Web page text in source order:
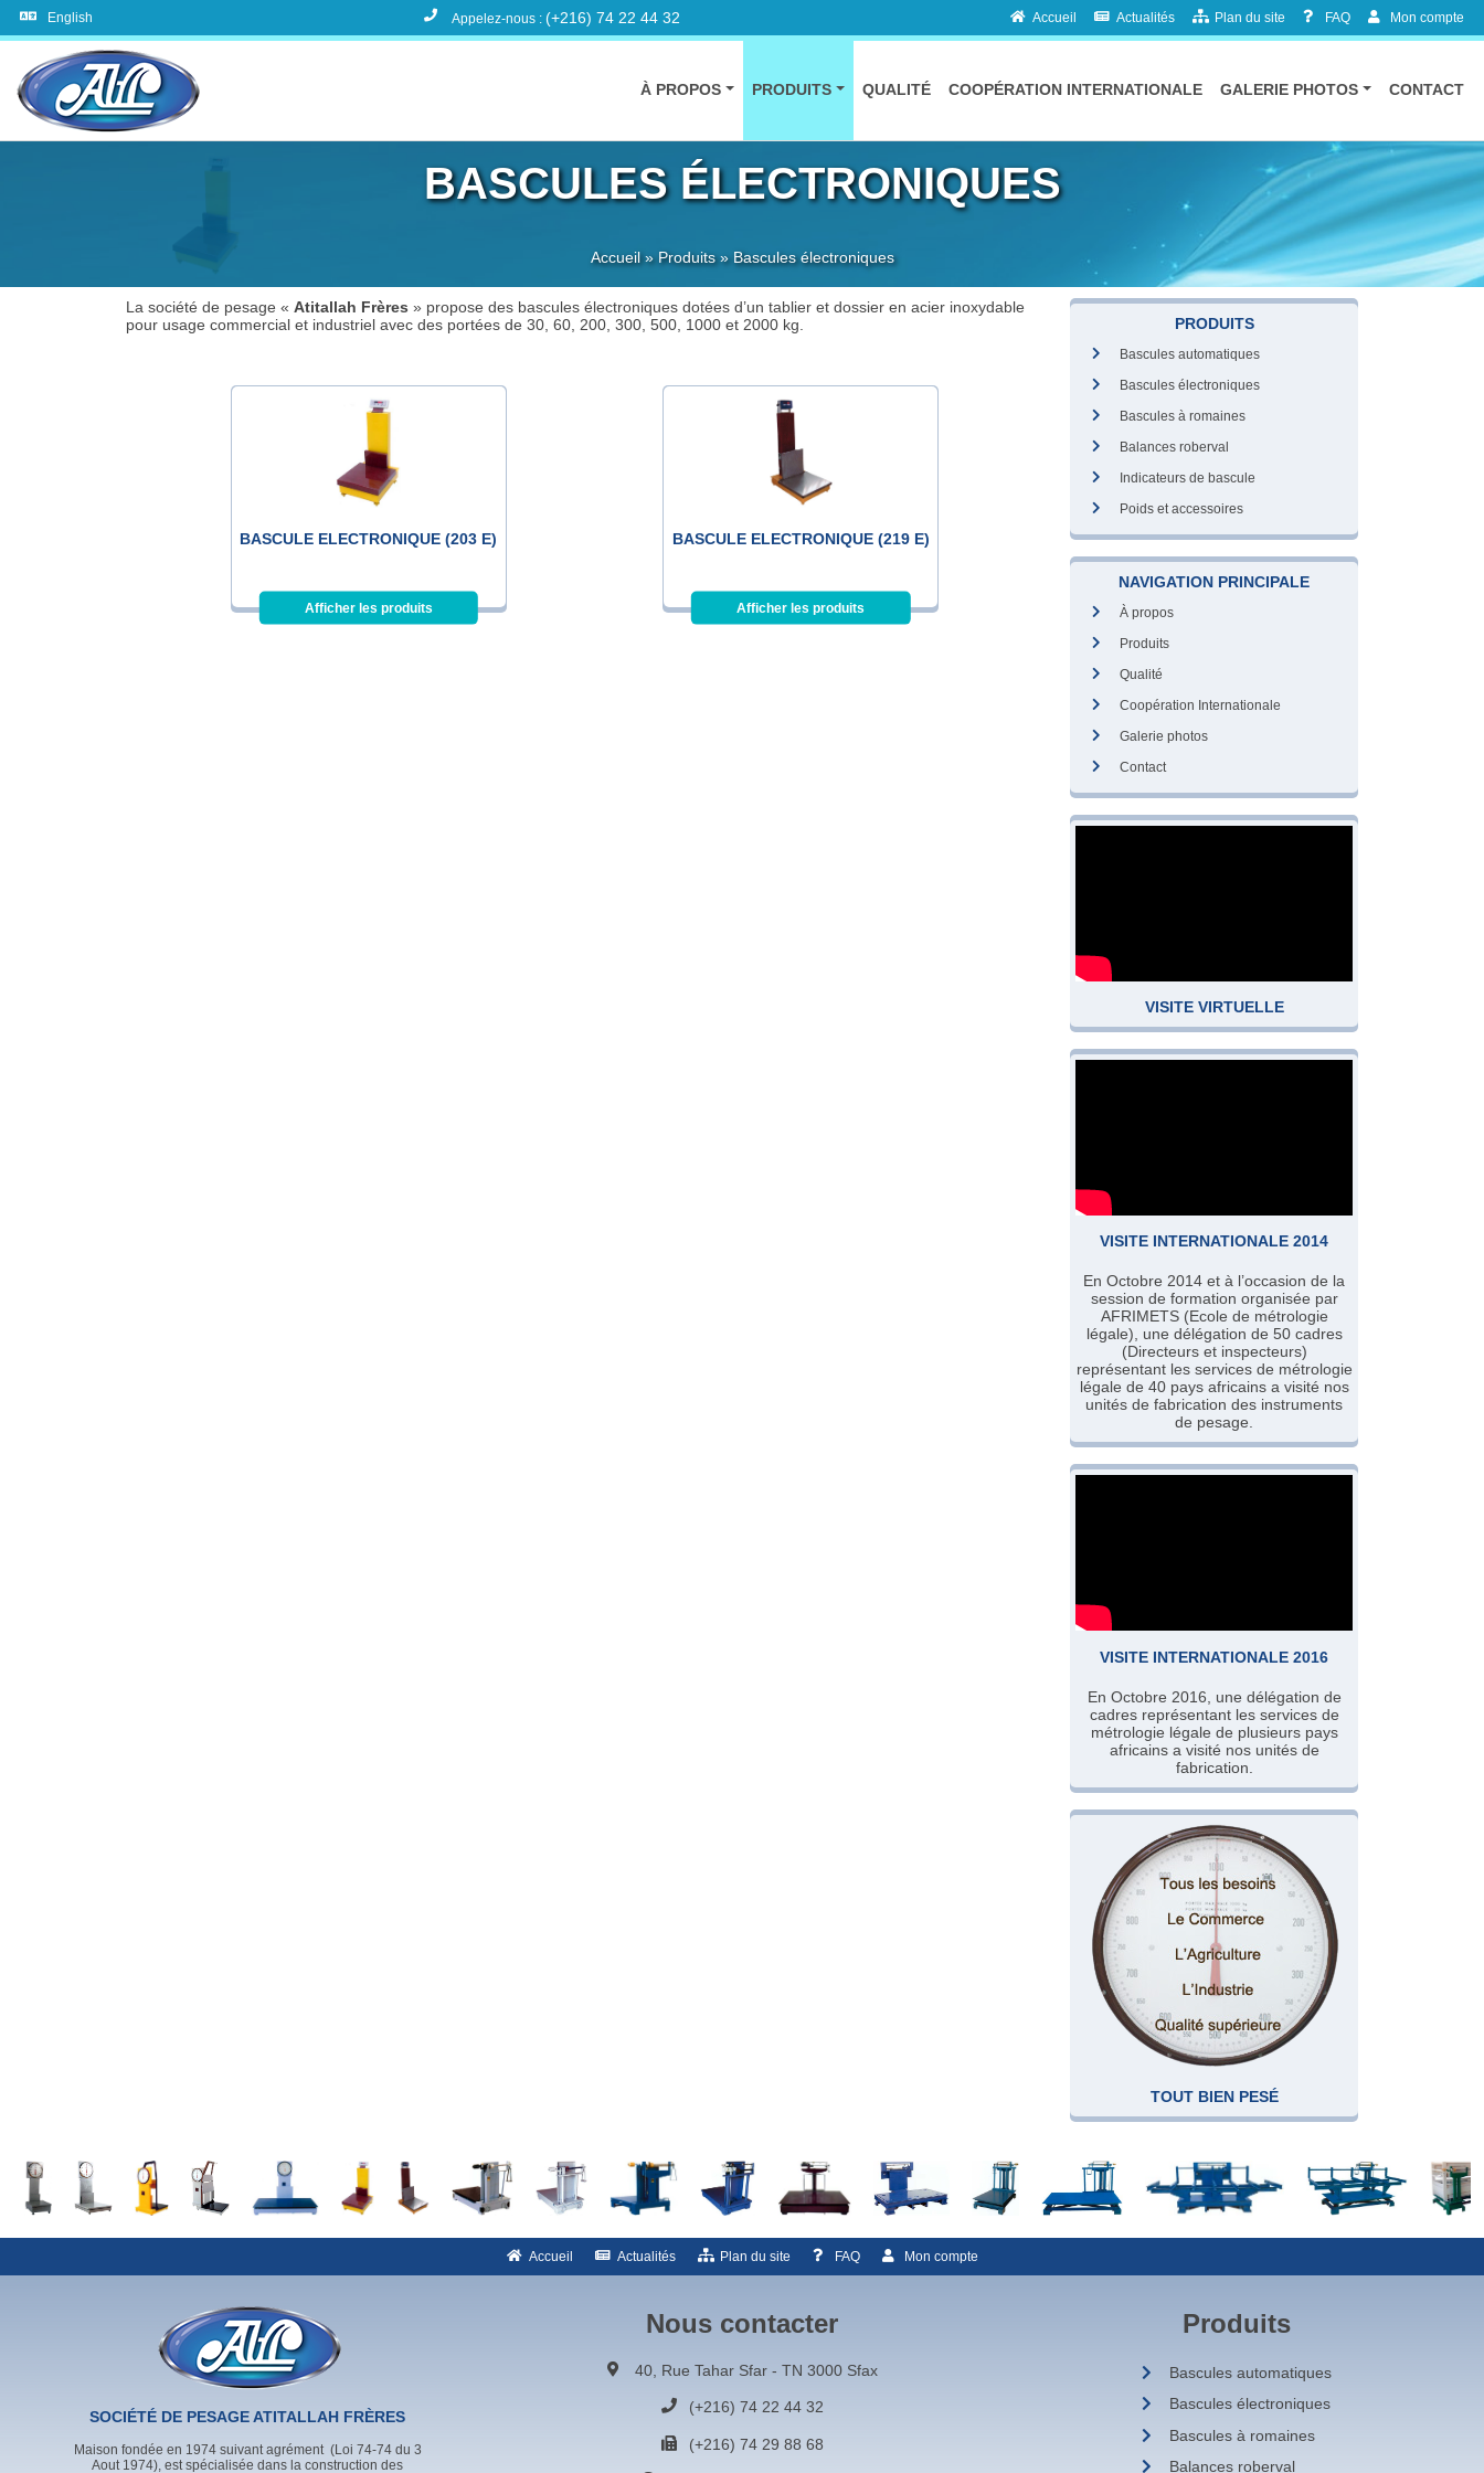
BASCULES ÉLECTRONIQUES
Accueil» Produits» Bascules électroniques
English Appelez-nous : (+216) 74 22 44 32 Accueil Actualités Plan du site FAQ Mon compte
À PROPOS PRODUITS QUALITÉ COOPÉRATION INTERNATIONALE GALERIE PHOTOS CONTACT
PRODUITS
Bascules automatiques
Bascules électroniques
Bascules à romaines
Balances roberval
Indicateurs de bascule
Poids et accessoires
NAVIGATION PRINCIPALE
À propos
Produits
Qualité
Coopération Internationale
Galerie photos
Contact
VISITE VIRTUELLE
VISITE INTERNATIONALE 2014
En Octobre 2014 et à l’occasion de la
session de formation organisée par
AFRIMETS (Ecole de métrologie
légale), une délégation de 50 cadres
(Directeurs et inspecteurs)
représentant les services de métrologie
légale de 40 pays africains a visité nos
unités de fabrication des instruments
de pesage.
VISITE INTERNATIONALE 2016
En Octobre 2016, une délégation de
cadres représentant les services de
métrologie légale de plusieurs pays
africains a visité nos unités de
fabrication.
TOUT BIEN PESÉ
La société de pesage « Atitallah Frères » propose des bascules électroniques dotées d’un tablier et dossier en acier inoxydable
pour usage commercial et industriel avec des portées de 30, 60, 200, 300, 500, 1000 et 2000 kg.
BASCULE ELECTRONIQUE (203 E)
Afficher les produits
BASCULE ELECTRONIQUE (219 E)
Afficher les produits
Accueil Actualités Plan du site FAQ Mon compte
SOCIÉTÉ DE PESAGE ATITALLAH FRÈRES
Maison fondée en 1974 suivant agrément (Loi 74-74 du 3
Aout 1974), est spécialisée dans la construction des
Nous contacter
40, Rue Tahar Sfar - TN 3000 Sfax
(+216) 74 22 44 32
(+216) 74 29 88 68
Produits
Bascules automatiques
Bascules électroniques
Bascules à romaines
Balances roberval